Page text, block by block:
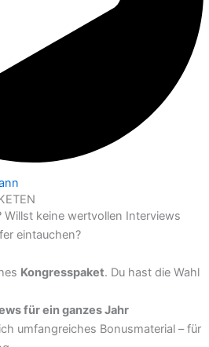
Willst keine wertvollen Interviews
eintauchen?
Kongresspaket. Du hast die Wahl
für ein ganzes Jahr
umfangreiches Bonusmaterial – für